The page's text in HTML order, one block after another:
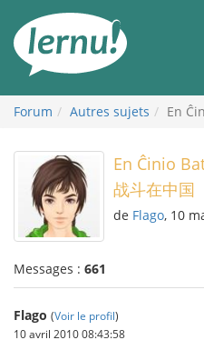
contenu
Forum Autres sujets En
En Ĉinio
战斗在中国
de Flago, 10
Messages : 661
Flago (Voir le profil)
10 avril 2010 08:43:58